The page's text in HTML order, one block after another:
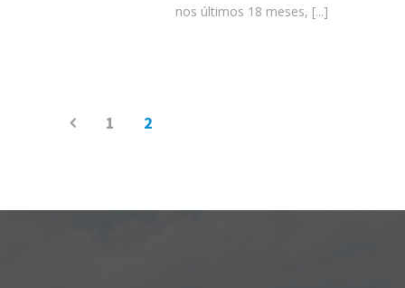
nos últimos 18 meses, [...]
1 2